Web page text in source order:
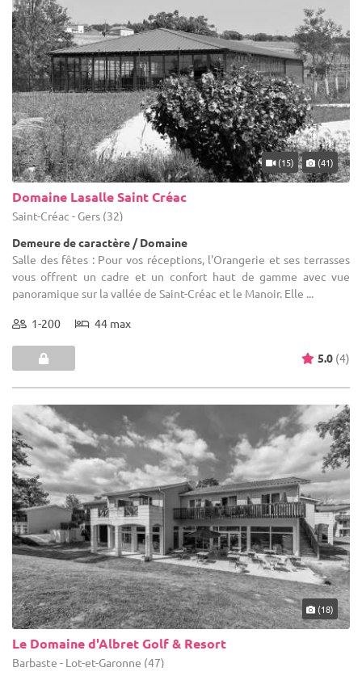
(15) (41)
Domaine Lasalle Saint Créac
Saint-Créac - Gers (32)
Demeure de caractère / Domaine
Salle des fêtes : Pour vos réceptions, l'Orangerie et ses terrasses
vous offrent un cadre et un confort haut de gamme avec vue
panoramique sur la vallée de Saint-Créac et le Manoir. Elle ...
1-200 44 max
5.0 (4)
(18)
Le Domaine d'Albret Golf & Resort
Barbaste - Lot-et-Garonne (47)